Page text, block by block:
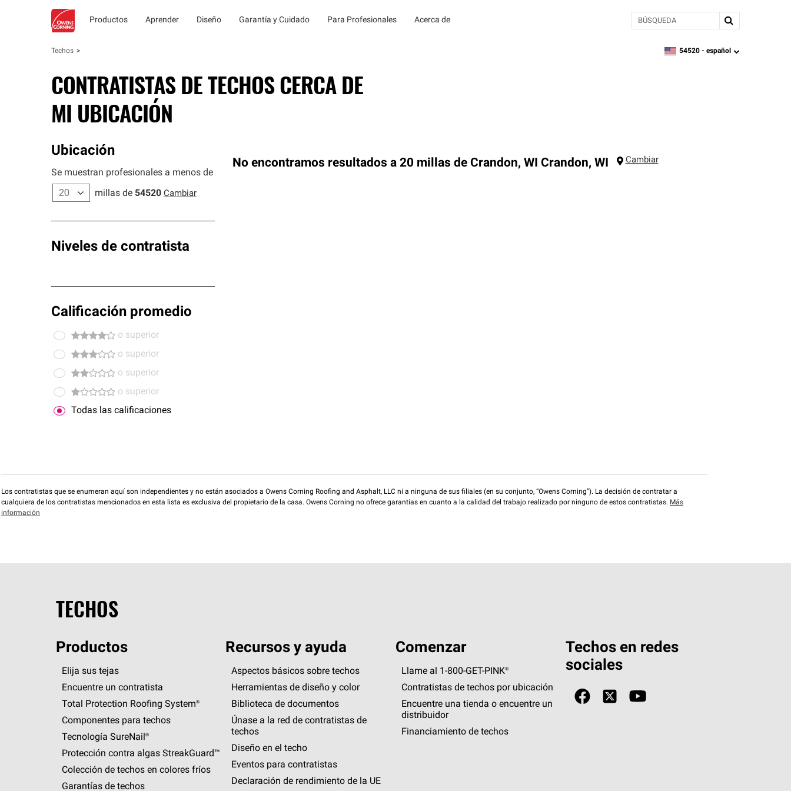
Productos Aprender Diseño Garantía y Cuidado Para Profesionales Acerca de BÚSQUEDA
Techos zipcode,language
54520 - español
CONTRATISTAS DE TECHOS CERCA DE
MI UBICACIÓN
Ubicación
Se muestran profesionales a menos de
millas de 54520 Cambiar
Niveles de contratista
Calificación promedio
o superior
o superior
o superior
o superior
Todas las calificaciones
No encontramos resultados a 20 millas de Crandon, WI Crandon, WI Cambiar
Los contratistas que se enumeran aquí son independientes y no están asociados a Owens Corning Roofing and Asphalt, LLC ni a ninguna de sus filiales (en su conjunto, “Owens Corning”). La decisión de contratar a
cualquiera de los contratistas mencionados en esta lista es exclusiva del propietario de la casa. Owens Corning no ofrece garantías en cuanto a la calidad del trabajo realizado por ninguno de estos contratistas. Más
información
TECHOS
Productos
Elija sus tejas
Encuentre un contratista
Total Protection Roofing System®
Componentes para techos
Tecnología SureNail®
Protección contra algas StreakGuard™
Colección de techos en colores fríos
Garantías de techos
Recursos y ayuda
Aspectos básicos sobre techos
Herramientas de diseño y color
Biblioteca de documentos
Únase a la red de contratistas de
techos
Diseño en el techo
Eventos para contratistas
Declaración de rendimiento de la UE
Comenzar
Llame al 1-800-GET -PINK®
Contratistas de techos por ubicación
Encuentre una tienda o encuentre un
distribuidor
Financiamiento de techos
Techos en redes
sociales